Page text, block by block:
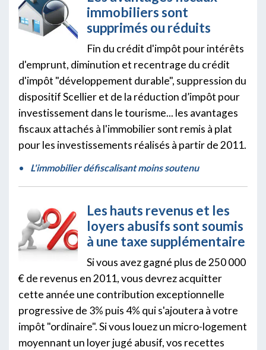
immobiliers sont
supprimés ou réduits
Fin du crédit d'impôt pour intérêts
d'emprunt, diminution et recentrage du crédit
d'impôt "développement durable", suppression du
dispositif Scellier et de la réduction d’impôt pour
investissement dans le tourisme... les avantages
fiscaux attachés à l'immobilier sont remis à plat
pour les investissements réalisés à partir de 2011.
L'immobilier défiscalisant moins soutenu
Les hauts revenus et les
loyers abusifs sont soumis
à une taxe supplémentaire
Si vous avez gagné plus de 250 000
€ de revenus en 2011, vous devrez acquitter
cette année une contribution exceptionnelle
progressive de 3% puis 4% qui s'ajoutera à votre
impôt "ordinaire". Si vous louez un micro-logement
moyennant un loyer jugé abusif, vos recettes